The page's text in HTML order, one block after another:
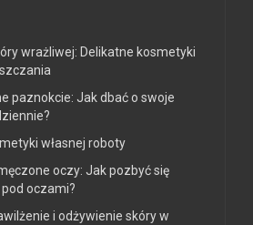
wrażliwej: Delikatne kosmetyki
paznokcie: Jak dbać o swoje
własnej roboty
oczy: Jak pozbyć się
oczami?
i odżywienie skóry w